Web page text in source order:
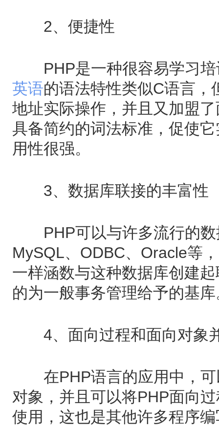
2、便捷性
PHP是一种很容易学习培
英语的语法特性类似C语言，
地址实际操作，并且又加盟
具备简约的词法标准，促使
用性很强。
3、数据库联接的丰富性
PHP可以与许多流行的数
MySQL、ODBC、Oracle等
一样涵数与这种数据库创建
的为一般事务管理给予的基
4、面向过程和面向对象
在PHP语言的应用中，可
对象，并且可以将PHP面向
使用，这也是其他许多程序